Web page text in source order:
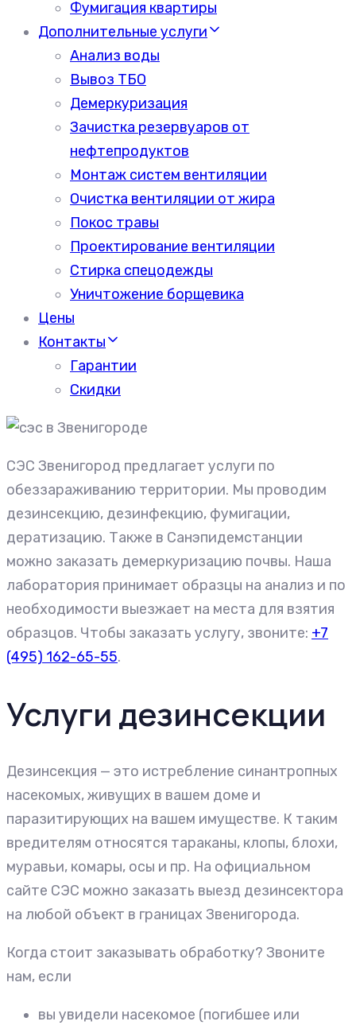
Фумигация квартиры
Дополнительные услуги
Анализ воды
Вывоз ТБО
Демеркуризация
Зачистка резервуаров от
нефтепродуктов
Монтаж систем вентиляции
Очистка вентиляции от жира
Покос травы
Проектирование вентиляции
Стирка спецодежды
Уничтожение борщевика
Цены
Контакты
Гарантии
Скидки
СЭС Звенигород предлагает услуги по
обеззараживанию территории. Мы проводим
дезинсекцию, дезинфекцию, фумигации,
дератизацию. Также в Санэпидемстанции
можно заказать демеркуризацию почвы. Наша
лаборатория принимает образцы на анализ и по
необходимости выезжает на места для взятия
образцов. Чтобы заказать услугу, звоните: +7
(495) 162-65-55.
Услуги дезинсекции
Дезинсекция — это истребление синантропных
насекомых, живущих в вашем доме и
паразитирующих на вашем имуществе. К таким
вредителям относятся тараканы, клопы, блохи,
муравьи, комары, осы и пр. На официальном
сайте СЭС можно заказать выезд дезинсектора
на любой объект в границах Звенигорода.
Когда стоит заказывать обработку? Звоните
нам, если
вы увидели насекомое (погибшее или